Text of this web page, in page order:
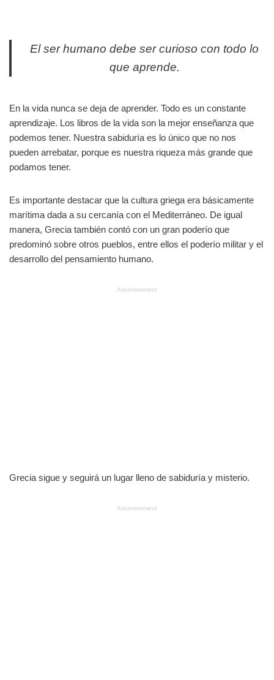
El ser humano debe ser curioso con todo lo
que aprende.
En la vida nunca se deja de aprender. Todo es un constante
aprendizaje. Los libros de la vida son la mejor enseñanza que
podemos tener. Nuestra sabiduría es lo único que no nos
pueden arrebatar, porque es nuestra riqueza más grande que
podamos tener.
Es importante destacar que la cultura griega era básicamente
marítima dada a su cercanía con el Mediterráneo. De igual
manera, Grecia también contó con un gran poderío que
predominó sobre otros pueblos, entre ellos el poderío militar y el
desarrollo del pensamiento humano.
Advertisement
Grecia sigue y seguirá un lugar lleno de sabiduría y misterio.
Advertisement